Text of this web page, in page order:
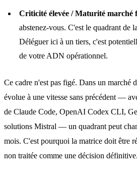
Criticité élevée / Maturité marché
abstenez-vous. C'est le quadrant de
Déléguer ici à un tiers, c'est
de votre ADN opérationnel.
Ce cadre n'est pas figé. Dans un marché
évolue à une vitesse sans précédent —
de Claude Code, OpenAI Codex CLI,
solutions Mistral — un quadrant peut
mois. C'est pourquoi la matrice doit être
non traitée comme une décision définitive.